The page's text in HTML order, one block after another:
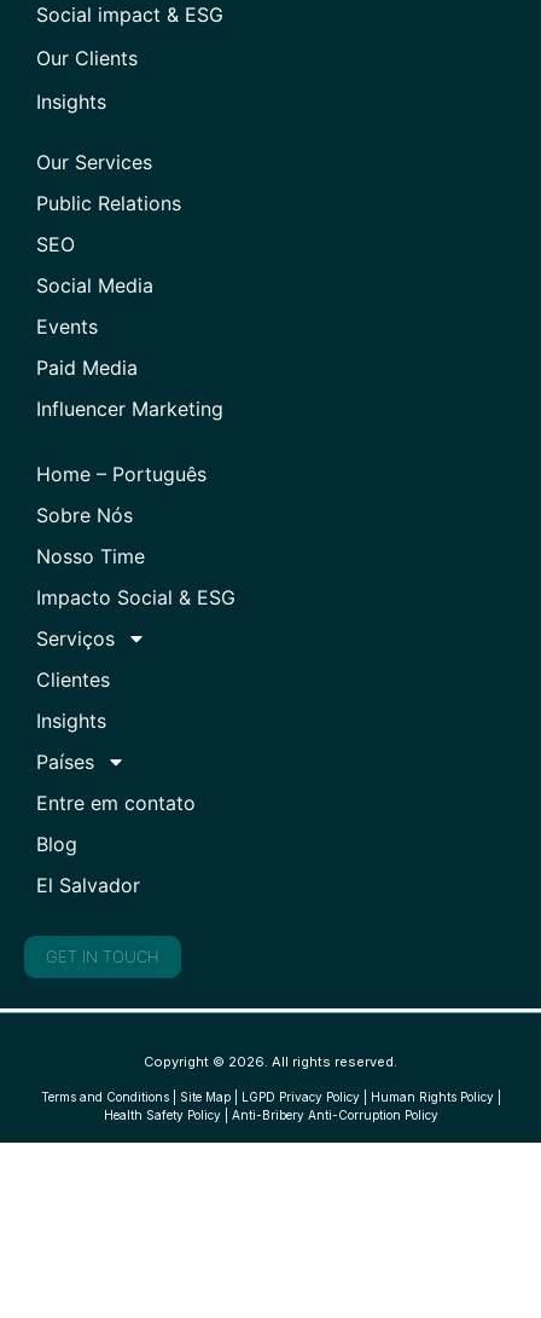
Social impact & ESG
Our Clients
Insights
Our Services
Public Relations
SEO
Social Media
Events
Paid Media
Influencer Marketing
Home – Português
Sobre Nós
Nosso Time
Impacto Social & ESG
Serviços
Clientes
Insights
Países
Entre em contato
Blog
El Salvador
GET IN TOUCH
Copyright © 2026. All rights reserved.
Terms and Conditions| Site Map| LGPD Privacy Policy| Human Rights Policy|
Health Safety Policy| Anti-Bribery Anti-Corruption Policy